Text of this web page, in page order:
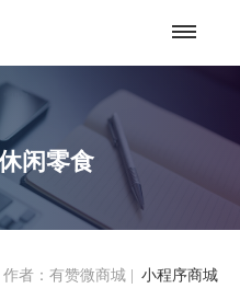
闲零食
小程序商城
作者：有赞微商城